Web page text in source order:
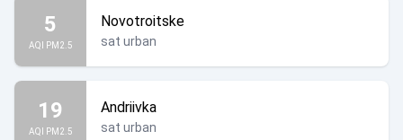
5
AQI PM2.5
Novotroitske
sat urban
19
AQI PM2.5
Andriivka
sat urban